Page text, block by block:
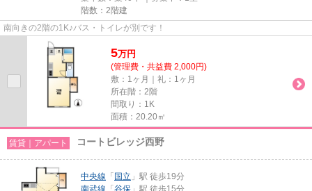
階数：2階建
南向きの2階の1K♪バス・トイレが別です！
5万円
(管理費・共益費 2,000円)
敷：1ヶ月｜礼：1ヶ月
所在階：2階
間取り：1K
面積：20.20㎡
賃貸｜アパート コートビレッジ西野
中央線 「 国立 」駅 徒歩19分
南武線 「 谷保 」駅 徒歩15分